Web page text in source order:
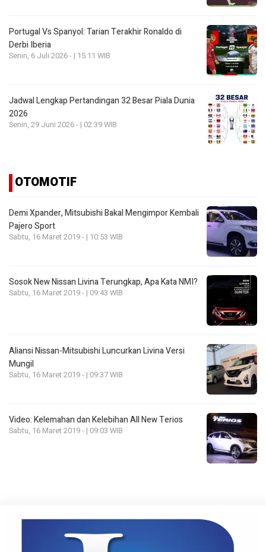
Portugal Vs Spanyol: Tarian Terakhir Ronaldo di
Derbi Iberia
Senin, 6 Juli 2026 - | 15:11 WIB
Jadwal Lengkap Pertandingan 32 Besar Piala Dunia
2026
Senin, 29 Juni 2026 - | 02:39 WIB
OTOMOTIF
Demi Xpander, Mitsubishi Bakal Mengimpor Kembali
Pajero Sport
Sabtu, 16 Maret 2019 - | 10:53 WIB
Sosok New Nissan Livina Terungkap, Apa Kata NMI?
Sabtu, 16 Maret 2019 - | 09:43 WIB
Aliansi Nissan-Mitsubishi Luncurkan Livina Versi
Mungil
Sabtu, 16 Maret 2019 - | 09:37 WIB
Video: Kelemahan dan Kelebihan All New Terios
Sabtu, 16 Maret 2019 - | 09:03 WIB